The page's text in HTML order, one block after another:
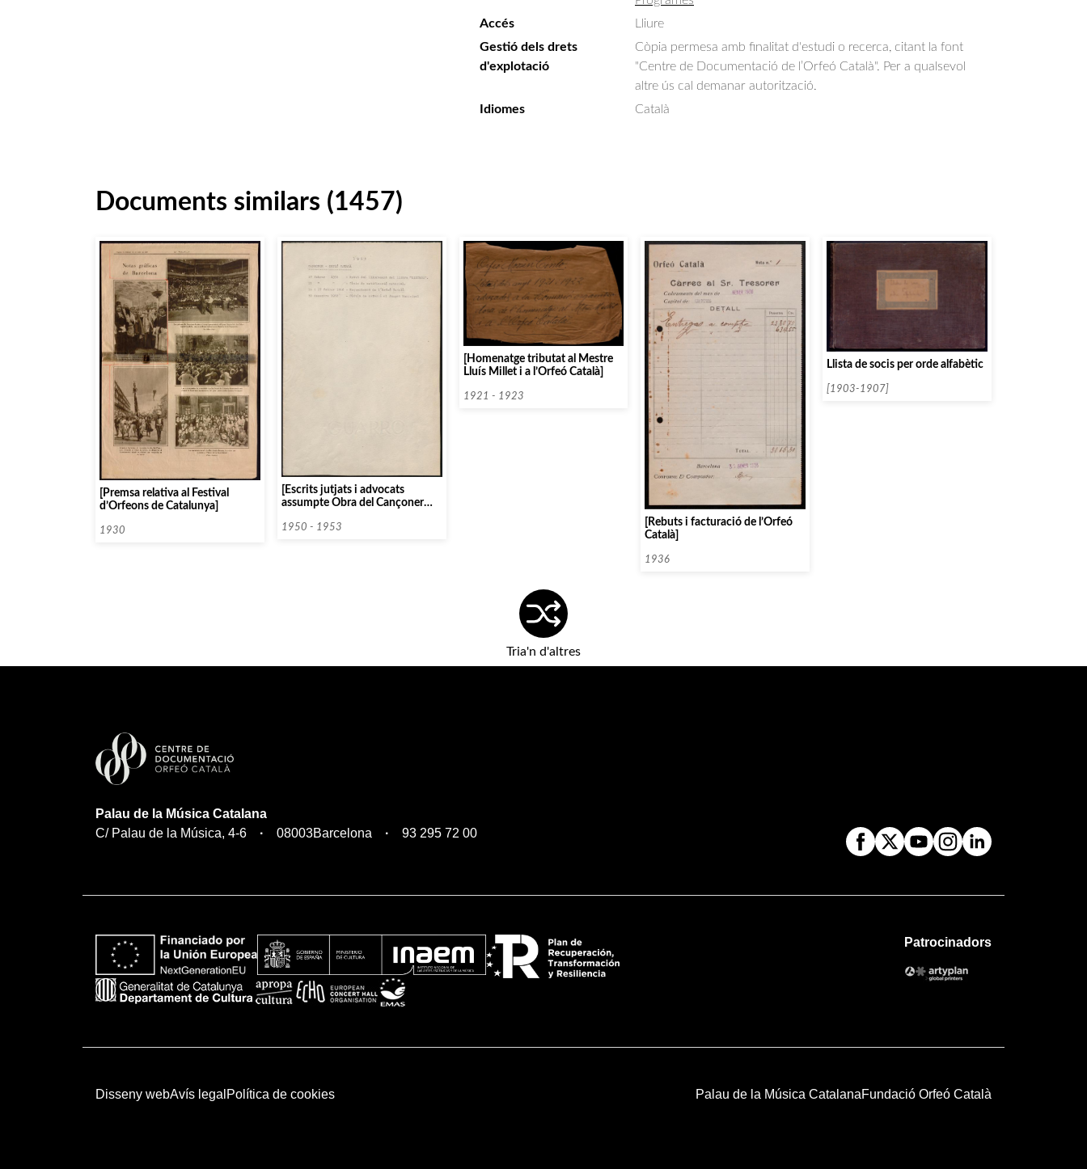
Accés
Lliure
Gestió dels drets
d'explotació
Còpia permesa amb finalitat d'estudi o recerca, citant la font
"Centre de Documentació de l’Orfeó Català". Per a qualsevol
altre ús cal demanar autorització.
Idiomes
Català
Documents similars (1457)
[Premsa relativa al Festival
d’Orfeons de Catalunya]
1930
[Escrits jutjats i advocats
assumpte Obra del Cançoner
Patxot]
1950 - 1953
[Homenatge tributat al Mestre
Lluís Millet i a l’Orfeó Català]
1921 - 1923
[Rebuts i facturació de l’Orfeó
Català]
1936
Llista de socis per orde alfabètic
[1903-1907]
Tria'n d'altres
Palau de la Música Catalana
C/ Palau de la Música, 4-6
08003Barcelona 93 295 72 00
Patrocinadors
Disseny webAvís legal Política de cookies Palau de la Música CatalanaFundació Orfeó Català